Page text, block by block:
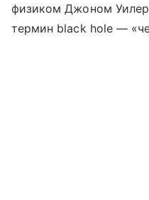
физиком Джоном
термин black hole —